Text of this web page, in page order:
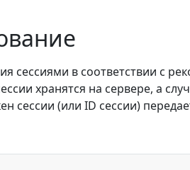
сессиями в соответствии с
хранятся на сервере, а
сессии (или ID сессии)